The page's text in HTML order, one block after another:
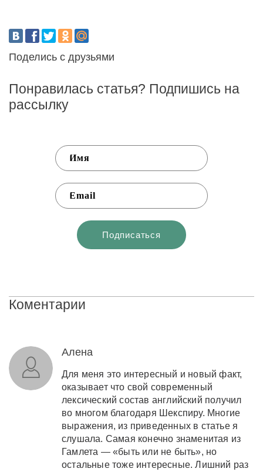
Поделись с друзьями
Понравилась статья? Подпишись на
рассылку
Коментарии
Алена
Для меня это интересный и новый факт,
оказывает что свой современный
лексический состав английский получил
во многом благодаря Шекспиру. Многие
выражения, из приведенных в статье я
слушала. Самая конечно знаменитая из
Гамлета — «быть или не быть», но
остальные тоже интересные. Лишний раз